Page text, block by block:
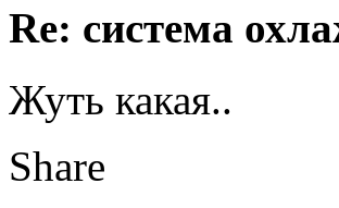
Re: система
Жуть какая..
Share